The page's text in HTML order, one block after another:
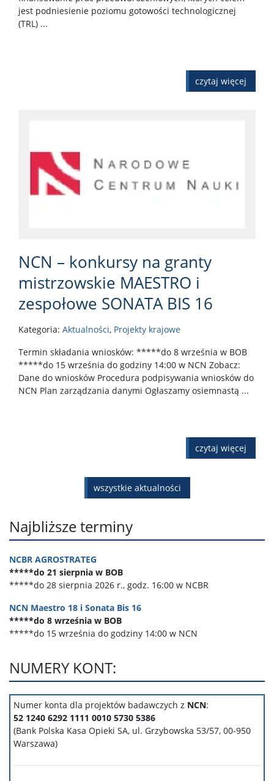
jest podniesienie poziomu gotowości technologicznej
(TRL) ...
czytaj więcej
NCN – konkursy na granty
mistrzowskie MAESTRO i
zespołowe SONATA BIS 16
Kategoria: Aktualności, Projekty krajowe
Termin składania wniosków: *****do 8 września w BOB
*****do 15 września do godziny 14:00 w NCN Zobacz:
Dane do wniosków Procedura podpisywania wniosków do
NCN Plan zarządzania danymi Ogłaszamy osiemnastą ...
czytaj więcej
wszystkie aktualności
Najbliższe terminy
NCBR AGROSTRATEG
*****do 21 sierpnia w BOB
*****do 28 sierpnia 2026 r., godz. 16:00 w NCBR
NCN Maestro 18 i Sonata Bis 16
*****do 8 września w BOB
*****do 15 września do godziny 14:00 w NCN
NUMERY KONT:
Numer konta dla projektów badawczych z NCN:
52 1240 6292 1111 0010 5730 5386
(Bank Polska Kasa Opieki SA, ul. Grzybowska 53/57, 00-950
Warszawa)